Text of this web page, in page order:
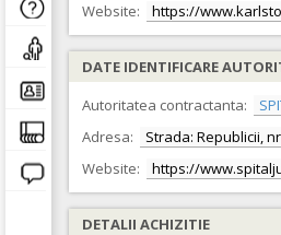
Website:
https://
DATE IDENTIFICARE
Autoritatea contractanta:
Adresa:
Strada: Republicii,
Website:
https://
DETALII ACHIZITIE